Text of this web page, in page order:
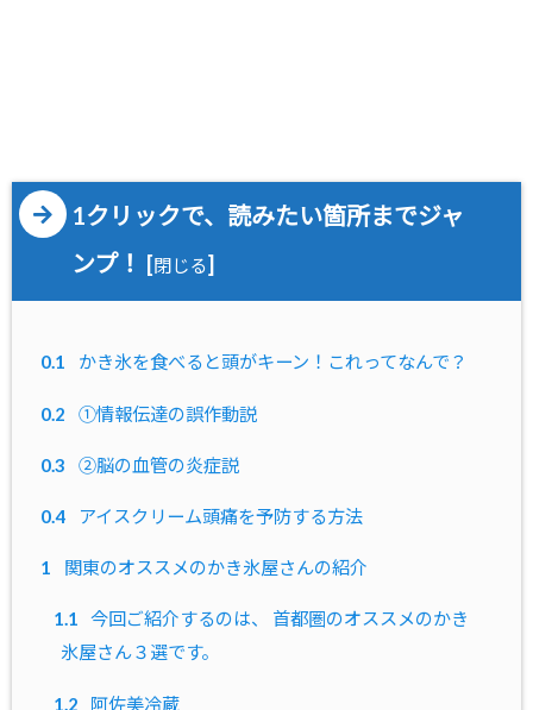
1クリックで、読みたい箇所までジャ
ンプ！
[閉じる]
0.1 かき氷を食べると頭がキーン！これってなんで？
0.2 ①情報伝達の誤作動説
0.3 ②脳の血管の炎症説
0.4 アイスクリーム頭痛を予防する方法
1 関東のオススメのかき氷屋さんの紹介
1.1
今回ご紹介するのは、 首都圏のオススメのかき
氷屋さん３選です。
1.2 阿佐美冷蔵